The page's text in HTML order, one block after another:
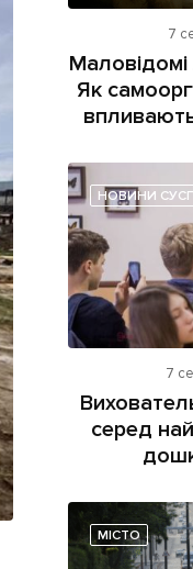
на сайті
7
Як
НОВИНИ
7
серед
МІСТО